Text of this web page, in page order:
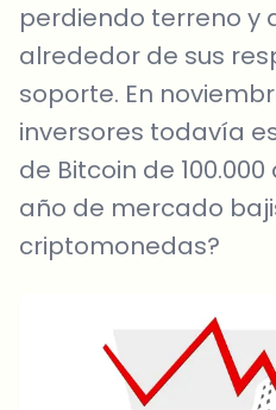
perdiendo terreno y
alrededor de sus
soporte. En
inversores todavía
de Bitcoin de
año de mercado
criptomonedas?